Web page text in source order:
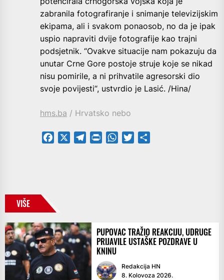
zabranila fotografiranje i snimanje televizijskim
ekipama, ali i svakom ponaosob, no da je ipak
uspio napraviti dvije fotografije kao trajni
podsjetnik. “Ovakve situacije nam pokazuju da
unutar Crne Gore postoje struje koje se nikad
nisu pomirile, a ni prihvatile agresorski dio
svoje povijesti“, ustvrdio je Lasić. /Hina/
hms.ba / Hrvatsko nebo
Facebook TelegramPrintFriendly
WhatsApp
Twitter
VIŠE
PUPOVAC TRAŽIO REAKCIJU, UDRUGE
PRIJAVILE USTAŠKE POZDRAVE U
KNINU
Redakcija HN
8. Kolovoza 2026.